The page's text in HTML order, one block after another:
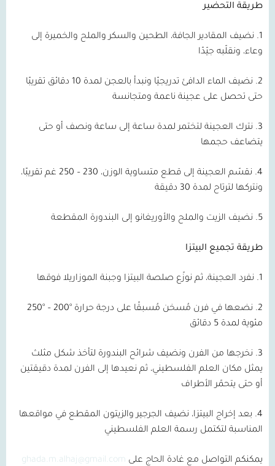
طريقة التحضير
1. نضيف المقادير الجافة، الطحين والسكر والملح والخميرة إلى
وعاء، ونقلّبه جيّدًا
2. نضيف الماء الدافئ تدريجيًا ونبدأ بالعجن لمدة 10 دقائق تقريبًا
حتى تحصل على عجينة ناعمة ومتجانسة
3. نترك العجينة لتختمر لمدة ساعة إلى ساعة ونصف أو حتى
يتضاعف حجمها
4. نقسّم العجينة إلى قطع متساوية الوزن، 230 – 250 غم تقريبًا،
ونتركها لترتاح لمدة 30 دقيقة
5. نضيف الزيت والملح والأوريغانو إلى البندورة المقطعة
طريقة تجميع البيتزا
1. نفرد العجينة، ثم نوزّع صلصة البيتزا وجبنة الموزاريلا فوقها
2. نضعها في فرن مُسخن مُسبقًا على درجة حرارة °200 – °250
مئوية لمدة 5 دقائق
3. نخرجها من الفرن ونضيف شرائح البندورة لتأخذ شكل مثلث
يمثل مكان العلم الفلسطيني، ثم نعيدها إلى الفرن لمدة دقيقتين
أو حتى يتحمّر الأطراف
4. بعد إخراج البيتزا، نضيف الجرجير والزيتون المقطع في مواقعها
المناسبة لتكتمل رسمة العلم الفلسطيني
يمكنكم التواصل مع غادة الحاج على ghada.m.alhaj@gmail.com